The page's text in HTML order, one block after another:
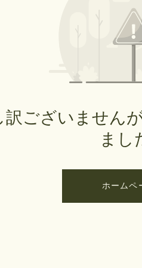
訳ございません
まし
ホームペ